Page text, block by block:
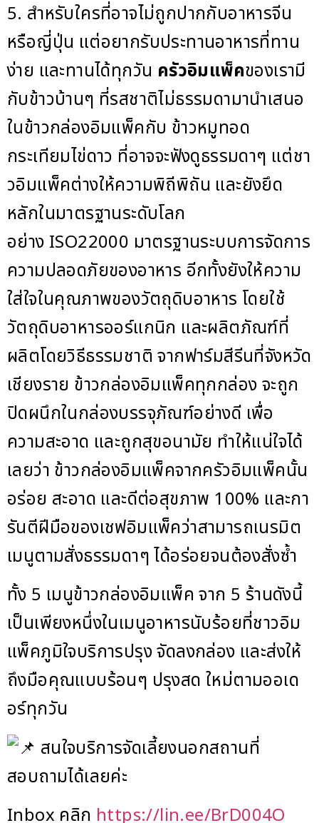
5. สำหรับใครที่อาจไม่ถูกปากกับอาหารจีน
หรือญี่ปุ่น แต่อยากรับประทานอาหารที่ทาน
ง่าย และทานได้ทุกวัน ครัวอิมแพ็คของเรามี
กับข้าวบ้านๆ ที่รสชาติไม่ธรรมดามานำเสนอ
ในข้าวกล่องอิมแพ็คกับ ข้าวหมูทอด
กระเทียมไข่ดาว ที่อาจจะฟังดูธรรมดาๆ แต่ชา
วอิมแพ็คต่างให้ความพิถีพิถัน และยังยึด
หลักในมาตรฐานระดับโลก
อย่าง ISO22000 มาตรฐานระบบการจัดการ
ความปลอดภัยของอาหาร อีกทั้งยังให้ความ
ใส่ใจในคุณภาพของวัตถุดิบอาหาร โดยใช้
วัตถุดิบอาหารออร์แกนิก และผลิตภัณฑ์ที่
ผลิตโดยวิธีธรรมชาติ จากฟาร์มสีรีนที่จังหวัด
เชียงราย ข้าวกล่องอิมแพ็คทุกกล่อง จะถูก
ปิดผนึกในกล่องบรรจุภัณฑ์อย่างดี เพื่อ
ความสะอาด และถูกสุขอนามัย ทำให้แน่ใจได้
เลยว่า ข้าวกล่องอิมแพ็คจากครัวอิมแพ็คนั้น
อร่อย สะอาด และดีต่อสุขภาพ 100% และกา
รันตีฝีมือของเชฟอิมแพ็คว่าสามารถเนรมิต
เมนูตามสั่งธรรมดาๆ ได้อร่อยจนต้องสั่งซ้ำ
ทั้ง 5 เมนูข้าวกล่องอิมแพ็ค จาก 5 ร้านดังนี้
เป็นเพียงหนึ่งในเมนูอาหารนับร้อยที่ชาวอิม
แพ็คภูมิใจบริการปรุง จัดลงกล่อง และส่งให้
ถึงมือคุณแบบร้อนๆ ปรุงสด ใหม่ตามออเด
อร์ทุกวัน
สนใจบริการจัดเลี้ยงนอกสถานที่
สอบถามได้เลยค่ะ
Inbox คลิก https://lin.ee/BrD004O